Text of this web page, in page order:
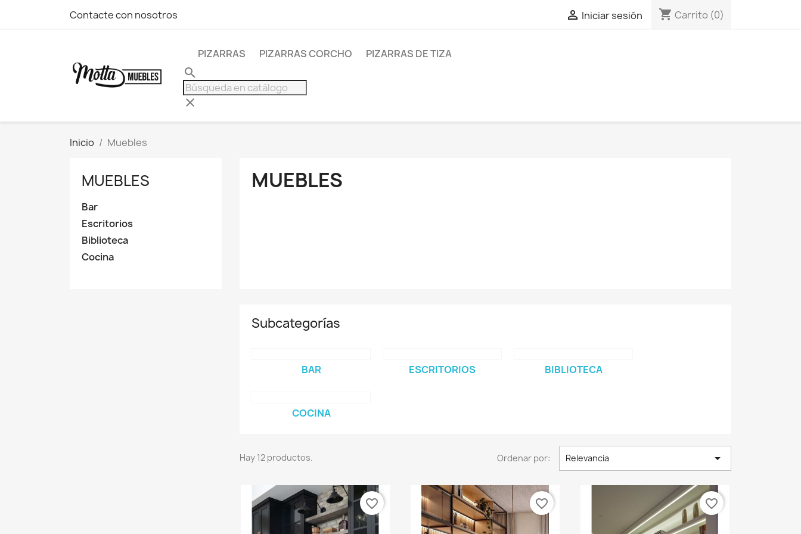
Contacte con nosotros  Iniciar sesión shopping_cart Carrito (0)
PIZARRAS PIZARRAS CORCHO PIZARRAS DE TIZA
search
clear
Inicio Muebles
MUEBLES
Bar
Escritorios
Biblioteca
Cocina
MUEBLES
Subcategorías
BAR ESCRITORIOS BIBLIOTECA
COCINA
Hay 12 productos. Ordenar por: Relevancia 
favorite_border favorite_border favorite_border